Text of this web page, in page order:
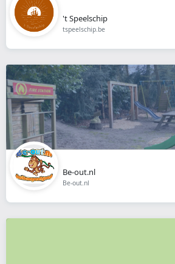
't Speelschip
tspeelschip.be
Be-out.nl
Be-out.nl